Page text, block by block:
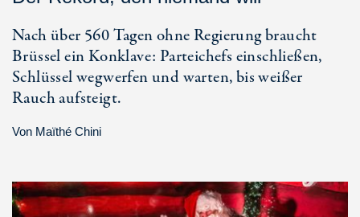
Nach über 560 Tagen ohne Regierung braucht
Brüssel ein Konklave: Parteichefs einschließen,
Schlüssel wegwerfen und warten, bis weißer
Rauch aufsteigt.
Von Maïthé Chini